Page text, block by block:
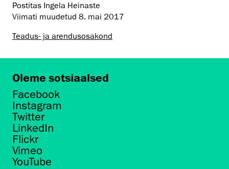
Postitas Ingela Heinaste
Viimati muudetud 8. mai 2017
Teadus- ja arendusosakond
Oleme sotsiaalsed
Facebook
Instagram
Twitter
LinkedIn
Flickr
Vimeo
YouTube